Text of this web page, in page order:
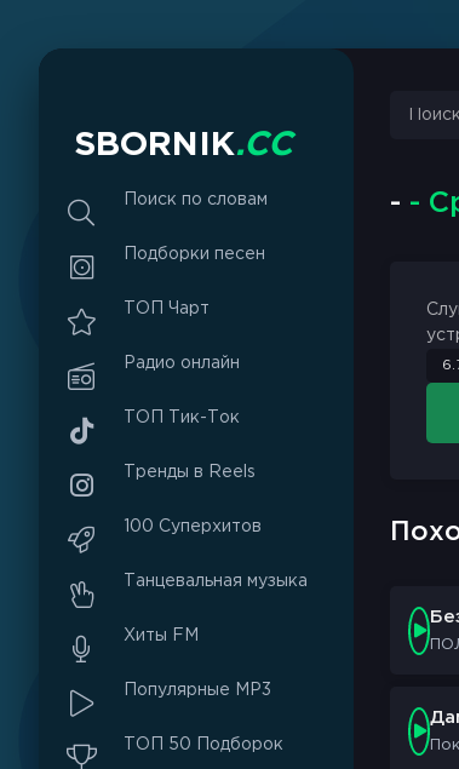
S BO R N K.CC
- -
Поиск по словам
Подборки песен
ТОП Чарт
Радио онлайн
ТОП Тик-Ток
Тренды в Reels
100 Суперхитов
Танцевальная музыка
Хиты FM
Популярные MP3
ТОП 50 Подборок